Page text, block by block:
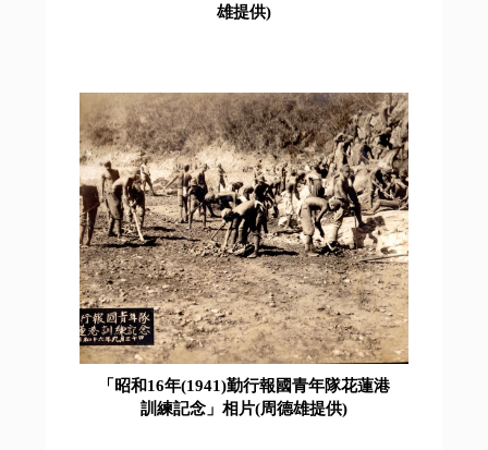
雄提供)
「昭和16年(1941)勤行報國青年隊花蓮港
訓練記念」相片(周德雄提供)